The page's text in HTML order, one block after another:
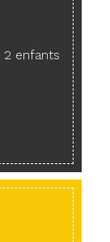
2 enfants